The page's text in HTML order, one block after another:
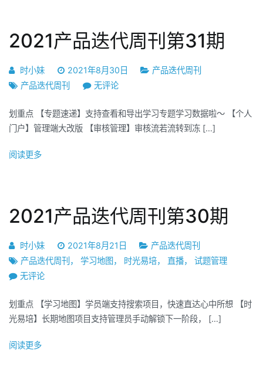
期
2021产品迭代周刊第31期
时小妹 2021年8月30日
产品迭代周刊
产品迭代周刊
2021
品
迭
期
无评论
划重点 【专题速递】支持查看和导出学习专题学习数据啦～ 【个人
门户】管理端大改版 【审核管理】审核流若流转到冻 […]
阅读更多
2021产品迭代周刊第30期
时小妹 2021年8月21日
产品迭代周刊
产品迭代周刊 ， 学习地图 ， 时光易培， 直播， 试题管理
2021
品
迭
周
无评论
划重点 【学习地图】学员端支持搜索项目，快速直达心中所想 【时
光易培】长期地图项目支持管理员手动解锁下一阶段， […]
阅读更多